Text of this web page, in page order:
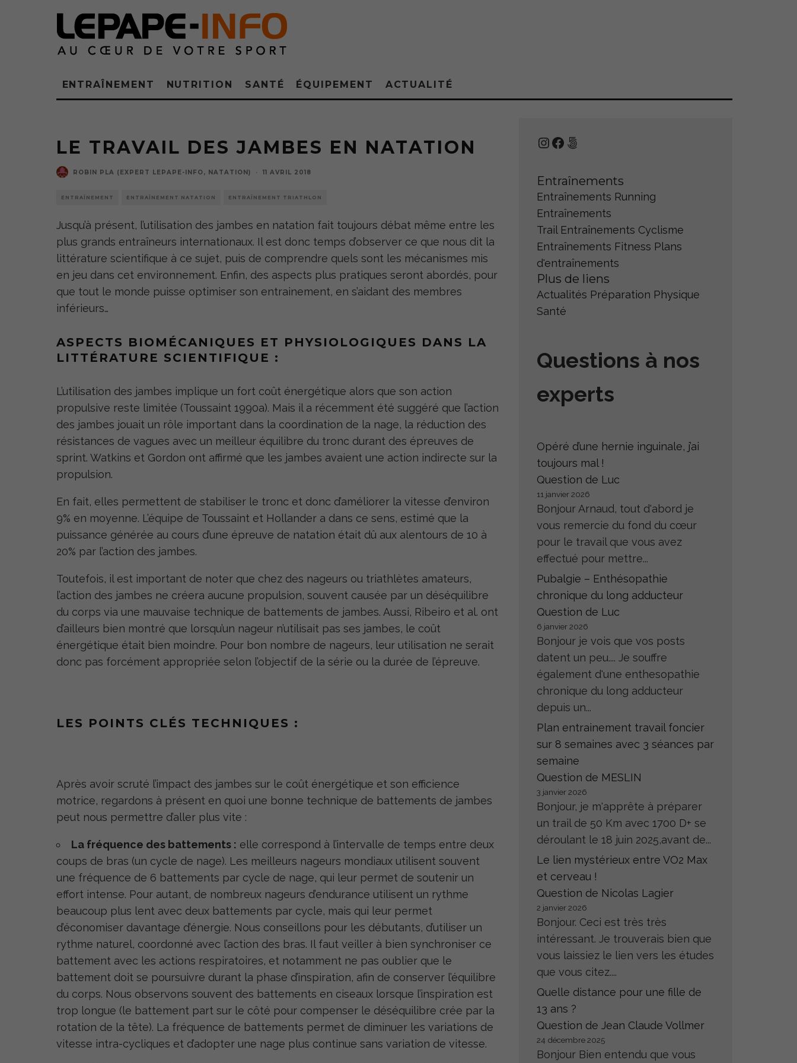
ENTRAÎNEMENT NUTRITION SANTÉ ÉQUIPEMENT ACTUALITÉ
LE TRAVAIL DES JAMBES EN NATATION
ROBIN PLA (EXPERT LEPAPE-INFO, NATATION) · 11 AVRIL 2018
ENTRAÎNEMENT ENTRAÎNEMENT NATATION ENTRAÎNEMENT TRIATHLON
Jusqu’à présent, l’utilisation des jambes en natation fait toujours débat même entre les
plus grands entraîneurs internationaux. Il est donc temps d’observer ce que nous dit la
littérature scientifique à ce sujet, puis de comprendre quels sont les mécanismes mis
en jeu dans cet environnement. Enfin, des aspects plus pratiques seront abordés, pour
que tout le monde puisse optimiser son entrainement, en s’aidant des membres
inférieurs…
ASPECTS BIOMÉCANIQUES ET PHYSIOLOGIQUES DANS LA
LITTÉRATURE SCIENTIFIQUE :
L’utilisation des jambes implique un fort coût énergétique alors que son action
propulsive reste limitée (Toussaint 1990a). Mais il a récemment été suggéré que l’action
des jambes jouait un rôle important dans la coordination de la nage, la réduction des
résistances de vagues avec un meilleur équilibre du tronc durant des épreuves de
sprint. Watkins et Gordon ont affirmé que les jambes avaient une action indirecte sur la
propulsion.
En fait, elles permettent de stabiliser le tronc et donc d’améliorer la vitesse d’environ
9% en moyenne. L’équipe de Toussaint et Hollander a dans ce sens, estimé que la
puissance générée au cours d’une épreuve de natation était dû aux alentours de 10 à
20% par l’action des jambes.
Toutefois, il est important de noter que chez des nageurs ou triathlètes amateurs,
l’action des jambes ne créera aucune propulsion, souvent causée par un déséquilibre
du corps via une mauvaise technique de battements de jambes. Aussi, Ribeiro et al. ont
d’ailleurs bien montré que lorsqu’un nageur n’utilisait pas ses jambes, le coût
énergétique était bien moindre. Pour bon nombre de nageurs, leur utilisation ne serait
donc pas forcément appropriée selon l’objectif de la série ou la durée de l’épreuve.
LES POINTS CLÉS TECHNIQUES :
Après avoir scruté l’impact des jambes sur le coût énergétique et son efficience
motrice, regardons à présent en quoi une bonne technique de battements de jambes
peut nous permettre d’aller plus vite :
La fréquence des battements : elle correspond à l’intervalle de temps entre deux
coups de bras (un cycle de nage). Les meilleurs nageurs mondiaux utilisent souvent
une fréquence de 6 battements par cycle de nage, qui leur permet de soutenir un
effort intense. Pour autant, de nombreux nageurs d’endurance utilisent un rythme
beaucoup plus lent avec deux battements par cycle, mais qui leur permet
d’économiser davantage d’énergie. Nous conseillons pour les débutants, d’utiliser un
rythme naturel, coordonné avec l’action des bras. Il faut veiller à bien synchroniser ce
battement avec les actions respiratoires, et notamment ne pas oublier que le
battement doit se poursuivre durant la phase d’inspiration, afin de conserver l’équilibre
du corps. Nous observons souvent des battements en ciseaux lorsque l’inspiration est
trop longue (le battement part sur le côté pour compenser le déséquilibre crée par la
rotation de la tête). La fréquence de battements permet de diminuer les variations de
vitesse intra-cycliques et d’adopter une nage plus continue sans variation de vitesse.
Instagram
Facebook
500px
Entraînements
Entraînements Running
Entraînements
Trail Entraînements Cyclisme
Entraînements Fitness Plans
d'entraînements
Plus de liens
Actualités Préparation Physique
Santé
Questions à nos
experts
Opéré d’une hernie inguinale, j’ai
toujours mal !
Question de Luc
11 janvier 2026
Bonjour Arnaud, tout d'abord je
vous remercie du fond du cœur
pour le travail que vous avez
effectué pour mettre...
Pubalgie – Enthésopathie
chronique du long adducteur
Question de Luc
6 janvier 2026
Bonjour je vois que vos posts
datent un peu.... Je souffre
également d'une enthesopathie
chronique du long adducteur
depuis un...
Plan entrainement travail foncier
sur 8 semaines avec 3 séances par
semaine
Question de MESLIN
3 janvier 2026
Bonjour, je m'apprête à préparer
un trail de 50 Km avec 1700 D+ se
déroulant le 18 juin 2025,avant de...
Le lien mystérieux entre VO2 Max
et cerveau !
Question de Nicolas Lagier
2 janvier 2026
Bonjour. Ceci est très très
intéressant. Je trouverais bien que
vous laissiez le lien vers les études
que vous citez....
Quelle distance pour une fille de
13 ans ?
Question de Jean Claude Vollmer
24 décembre 2025
Bonjour Bien entendu que vous